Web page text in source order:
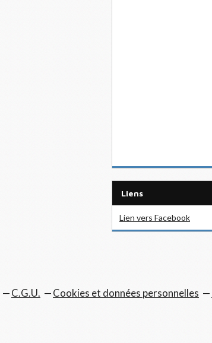
Liens
Lien vers Facebook
C.G.U. Cookies et données personnelles